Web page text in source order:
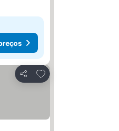
Partilhar
Adicionar aos favoritos